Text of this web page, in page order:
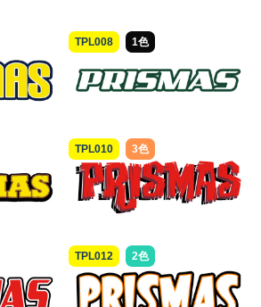
TPL008 1色
TPL010 3色
TPL012 2色